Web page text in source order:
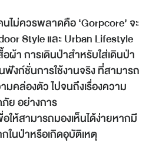
ม่ควรพลาดคือ ‘Gorpcore’ จะ
Style และ Urban Lifestyle
ผ้า การเดินป่าสำหรับใส่เดินป่า
ฟังก์ชั่นการใช้งานจริง ที่สามารถ
มคล่องตัว ไปจนถึงเรื่องความ
ย อย่างการ
ให้สามารถมองเห็นได้ง่ายหากมี
นป่าหรือเกิดอุบัติเหตุ